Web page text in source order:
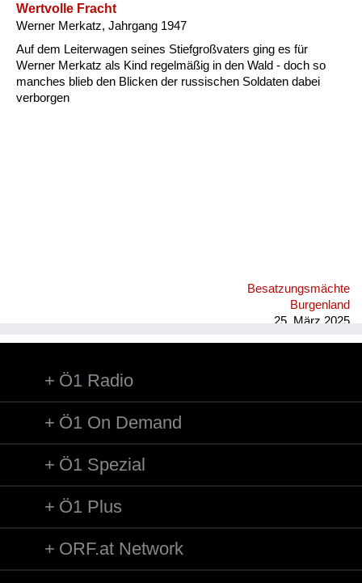
Wertvolle Fracht
Werner Merkatz, Jahrgang 1947
Auf dem Leiterwagen seines Stiefgroßvaters ging es für
Werner Merkatz als Kind regelmäßig in den Wald - doch so
manches blieb den Blicken der russischen Soldaten dabei
verborgen
Besatzungsmächte
Burgenland
25. März 2025
Ö1 Radio
Ö1 On Demand
Ö1 Spezial
Ö1 Plus
ORF.at Network